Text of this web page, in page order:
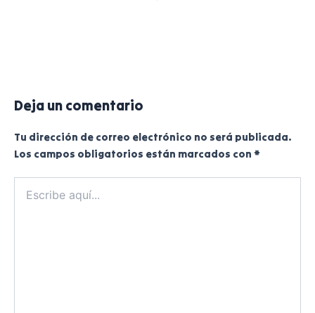
Deja un comentario
Tu dirección de correo electrónico no será publicada.
Los campos obligatorios están marcados con *
aquí...